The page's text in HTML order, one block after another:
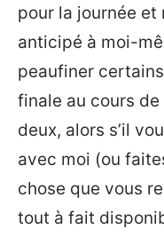
pour la journée et
anticipé à moi-
peaufiner
finale au cours
deux, alors s’il
avec moi (ou
chose que vous
tout à fait